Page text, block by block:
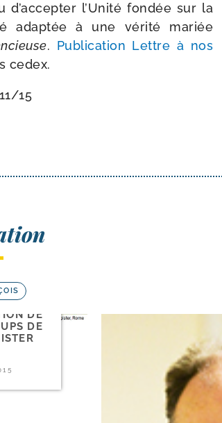
l’Unité fon­dée sur la
adap­tée à une véri­té mariée
. Publication Lettre à nos
cedex.
​15
DE
DE